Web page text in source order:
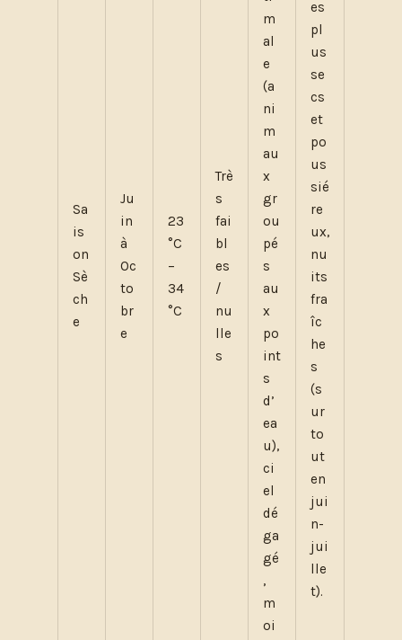
Sa
is
on
Sè
ch
e
Ju
in
à
Oc
to
br
e
23
°C
–
34
°C
Trè
s
fai
bl
es
/
nu
lle
s
m
al
e
(a
ni
m
au
x
gr
ou
pé
s
au
x
po
int
s
d’
ea
u),
ci
el
dé
ga
gé
,
m
oi
es
pl
us
se
cs
et
po
us
sié
re
ux,
nu
its
fra
îc
he
s
(s
ur
to
ut
en
jui
n-
jui
lle
t).